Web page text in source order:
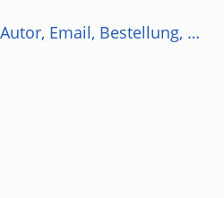
Email, Bestellung, …